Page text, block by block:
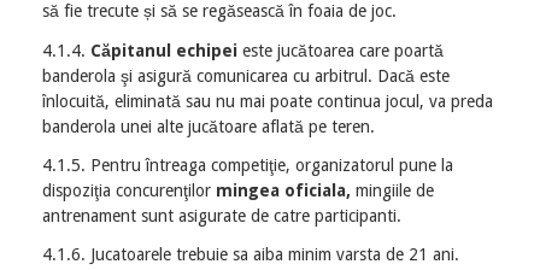
să fie trecute și să se regăsească în foaia de joc.
4.1.4. Căpitanul echipei este jucătoarea care poartă
banderola şi asigură comunicarea cu arbitrul. Dacă este
înlocuită, eliminată sau nu mai poate continua jocul, va preda
banderola unei alte jucătoare aflată pe teren.
4.1.5. Pentru întreaga competiţie, organizatorul pune la
dispoziţia concurenţilor mingea oficiala, mingiile de
antrenament sunt asigurate de catre participanti.
4.1.6. Jucatoarele trebuie sa aiba minim varsta de 21 ani.